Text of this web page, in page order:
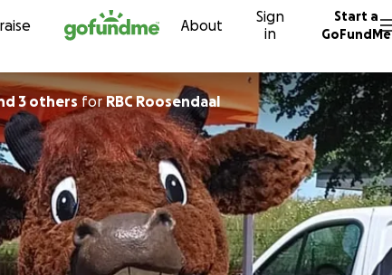
Skip to content About
Sign
in
Start a
GoFundMe
3 others forRBC Roosendaal